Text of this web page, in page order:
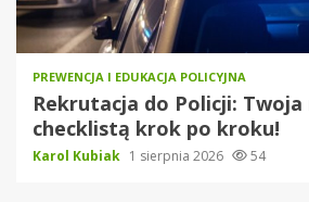
PREWENCJA I EDUKACJA POLICYJNA
Rekrutacja do Policji: Twoja
checklistą krok po kroku!
Karol Kubiak 1 sierpnia 2026 54